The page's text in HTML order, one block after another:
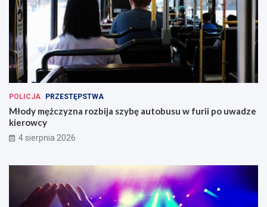
POLICJA PRZESTĘPSTWA
Młody mężczyzna rozbija szybę autobusu w furii po uwadze
kierowcy
4 sierpnia 2026